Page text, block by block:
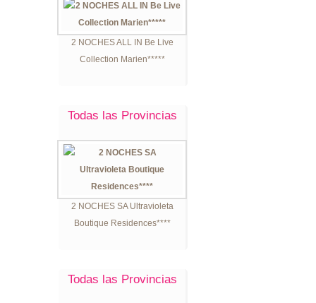
2 NOCHES ALL IN Be Live
Collection Marien*****
Todas las Provincias
2 NOCHES SA Ultravioleta
Boutique Residences****
Todas las Provincias